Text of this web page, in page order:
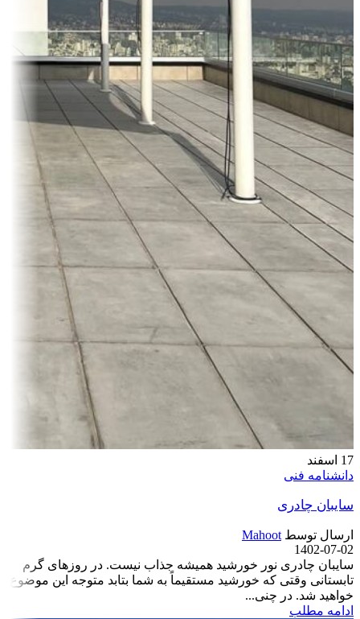
17 اسفند
دانشنامه فنی
سایبان چادری
ارسال توسط Mahoot
1402-07-02
سایبان چادری نور خورشید همیشه جذاب نیست. در روزهای گرم
تابستانی وقتی که خورشید مستقیماً به شما بتابد متوجه این موضوع
خواهید شد. در چنی...
ادامه مطلب